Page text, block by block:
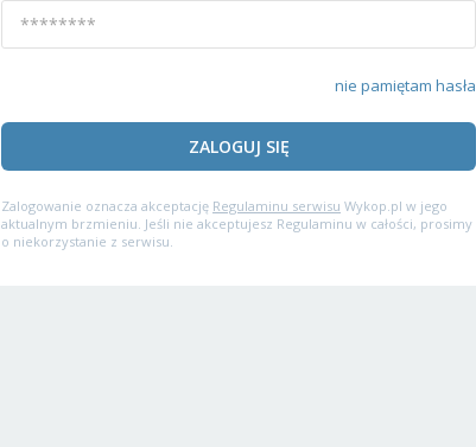
nie pamiętam hasła
ZALOGUJ SIĘ
Zalogowanie oznacza akceptację Regulaminu serwisu Wykop.pl w jego
aktualnym brzmieniu. Jeśli nie akceptujesz Regulaminu w całości, prosimy
o niekorzystanie z serwisu.